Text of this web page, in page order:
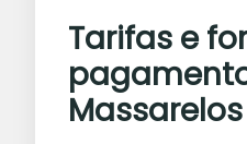
Tarifas e
Massarelos